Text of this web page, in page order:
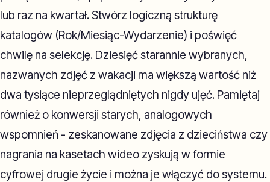
lub raz na kwartał. Stwórz logiczną strukturę
katalogów (Rok/Miesiąc-Wydarzenie) i poświęć
chwilę na selekcję. Dziesięć starannie wybranych,
nazwanych zdjęć z wakacji ma większą wartość niż
dwa tysiące nieprzeglądniętych nigdy ujęć. Pamiętaj
również o konwersji starych, analogowych
wspomnień - zeskanowane zdjęcia z dzieciństwa czy
nagrania na kasetach wideo zyskują w formie
cyfrowej drugie życie i można je włączyć do systemu.